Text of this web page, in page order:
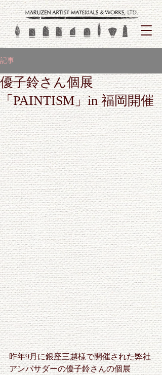
記事
優子鈴さん個展
「PAINTISM」in 福岡開催
昨年9月に銀座三越様で開催された弊社
アンバサダーの優子鈴さんの個展